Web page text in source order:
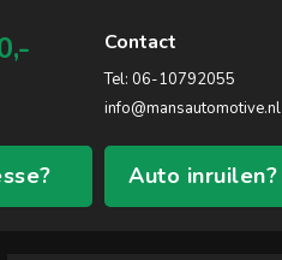
Contact
Tel: 06-10792055
info@mansautomotive.nl
Auto inruilen?